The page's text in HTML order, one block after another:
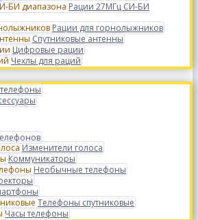
Рации 27МГц СИ-БИ
Рации для горнолыжников
Спутниковые антенны
Цифровые рации
Чехлы для раций
телефоны
Изменители голоса
Коммуникаторы
Необычные телефоны
Телефоны спутниковые
Часы телефоны